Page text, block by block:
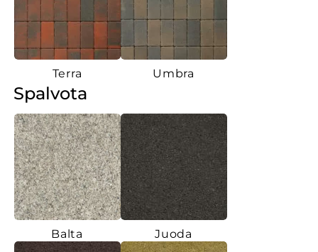
Terra Umbra
Spalvota
Balta Juoda